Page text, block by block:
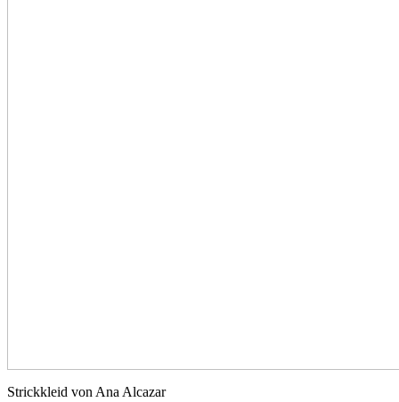
Strickkleid von Ana Alcazar